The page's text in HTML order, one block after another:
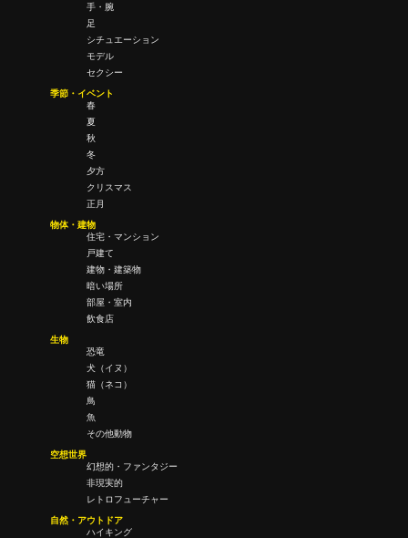
手・腕
足
シチュエーション
モデル
セクシー
季節・イベント
春
夏
秋
冬
夕方
クリスマス
正月
物体・建物
住宅・マンション
戸建て
建物・建築物
暗い場所
部屋・室内
飲食店
生物
恐竜
犬（イヌ）
猫（ネコ）
鳥
魚
その他動物
空想世界
幻想的・ファンタジー
非現実的
レトロフューチャー
自然・アウトドア
ハイキング